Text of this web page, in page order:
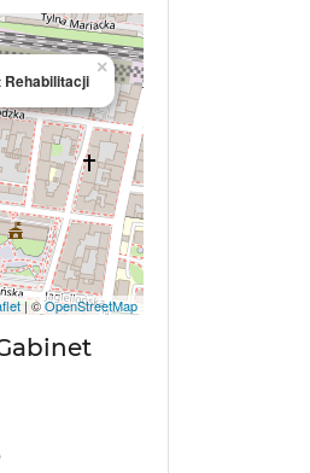
×
Rehabilitacji
| ©OpenStreetMap